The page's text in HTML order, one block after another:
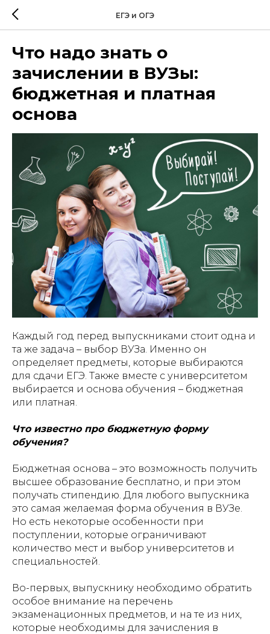
ЕГЭ и ОГЭ
Что надо знать о
зачислении в ВУЗы:
бюджетная и платная
основа
Каждый год перед выпускниками стоит одна и
та же задача – выбор ВУЗа. Именно он
определяет предметы, которые выбираются
для сдачи ЕГЭ. Также вместе с университетом
выбирается и основа обучения – бюджетная
или платная.
Что известно про бюджетную форму
обучения?
Бюджетная основа – это возможность получить
высшее образование бесплатно, и при этом
получать стипендию. Для любого выпускника
это самая желаемая форма обучения в ВУЗе.
Но есть некоторые особенности при
поступлении, которые ограничивают
количество мест и выбор университетов и
специальностей.
Во-первых, выпускнику необходимо обратить
особое внимание на перечень
экзаменационных предметов, и на те из них,
которые необходимы для зачисления в